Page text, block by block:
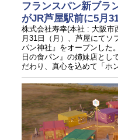
フランスパン新ブラ
がJR芦屋駅前に5月
株式会社寿幸(本社 : 大阪市
月31日（月）、芦屋にてソ
パン神社』をオープンした
日の食パン』の姉妹店とし
だわり、真心を込めて「ホ